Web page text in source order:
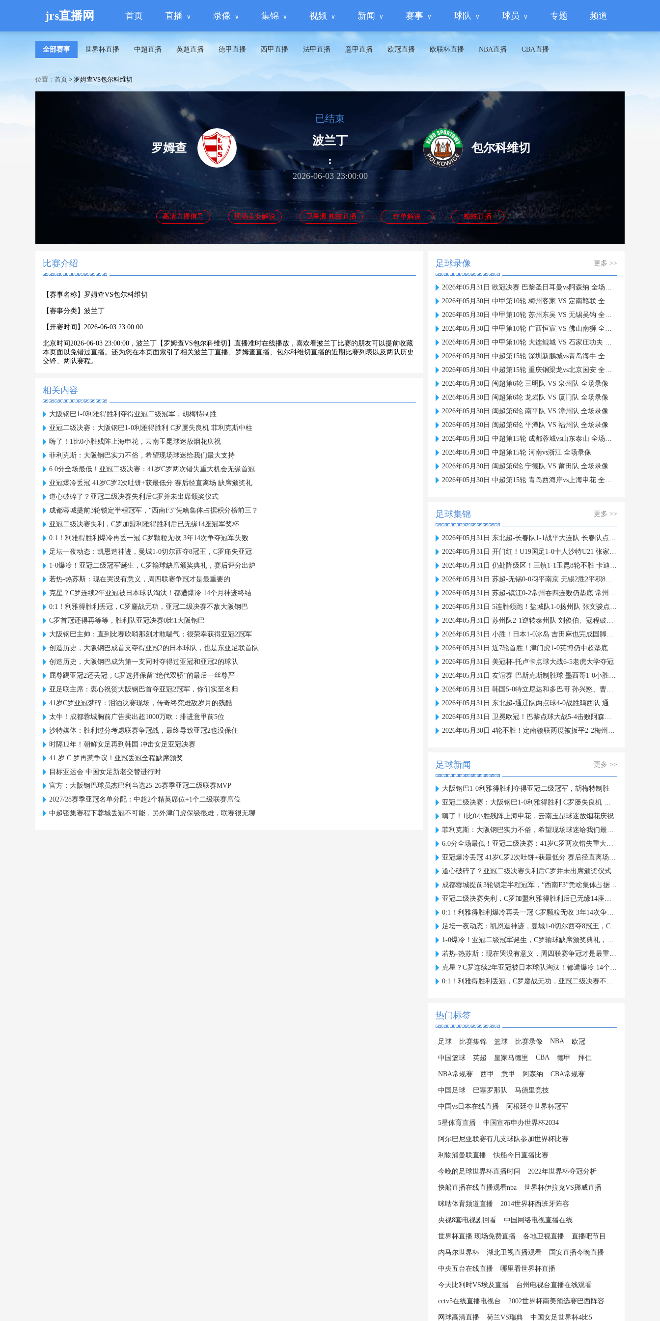
jrs直播网 首页 直播 录像 集锦 视频 新闻 赛事 球队 球员 专题 频道
全部赛事 世界杯直播 中超直播 英超直播 德甲直播 西甲直播 法甲直播 意甲直播 欧冠直播 欧联杯直播 NBA直播 CBA直播
位置： 首页 > 罗姆查VS包尔科维切
罗姆查
已结束
波兰丁
:
2026-06-03 23:00:00
包尔科维切
高清直播信号 现场美女解说 卫星源-蜘蛛直播 红单解说 蜘蛛直播
比赛介绍
【赛事名称】 罗姆查VS包尔科维切
【赛事分类】 波兰丁
【开赛时间】 2026-06-03 23:00:00
北京时间2026-06-03 23:00:00，波兰丁【罗姆查VS包尔科维切】直播准时在线播放，喜欢看波兰丁比赛的朋友可以提前收藏
本页面以免错过直播。还为您在本页面索引了相关波兰丁直播、罗姆查直播、包尔科维切直播的近期比赛列表以及两队历史
交锋、两队赛程。
相关内容
大阪钢巴1-0利雅得胜利夺得亚冠二级冠军，胡梅特制胜
亚冠二级决赛：大阪钢巴1-0利雅得胜利 C罗屡失良机 菲利克斯中柱
嗨了！1比0小胜残阵上海申花，云南玉昆球迷放烟花庆祝
菲利克斯：大阪钢巴实力不俗，希望现场球迷给我们最大支持
6.0分全场最低！亚冠二级决赛：41岁C罗两次错失重大机会无缘首冠
亚冠爆冷丢冠 41岁C罗2次吐饼+获最低分 赛后径直离场 缺席颁奖礼
道心破碎了？亚冠二级决赛失利后C罗并未出席颁奖仪式
成都蓉城提前3轮锁定半程冠军，“西南F3”凭啥集体占据积分榜前三？
亚冠二级决赛失利，C罗加盟利雅得胜利后已无缘14座冠军奖杯
0:1！利雅得胜利爆冷再丢一冠 C罗颗粒无收 3年14次争夺冠军失败
足坛一夜动态：凯恩造神迹，曼城1-0切尔西夺8冠王，C罗痛失亚冠
1-0爆冷！亚冠二级冠军诞生，C罗输球缺席颁奖典礼，赛后评分出炉
若热-热苏斯：现在哭没有意义，周四联赛争冠才是最重要的
克星？C罗连续2年亚冠被日本球队淘汰！都遭爆冷 14个月神迹终结
0:1！利雅得胜利丢冠，C罗鏖战无功，亚冠二级决赛不敌大阪钢巴
C罗首冠还得再等等，胜利队亚冠决赛0比1大阪钢巴
大阪钢巴主帅：直到比赛吹哨那刻才敢喘气；很荣幸获得亚冠2冠军
创造历史，大阪钢巴成首支夺得亚冠2的日本球队，也是东亚足联首队
创造历史，大阪钢巴成为第一支同时夺得过亚冠和亚冠2的球队
屈尊踢亚冠2还丢冠，C罗选择保留“绝代双骄”的最后一丝尊严
亚足联主席：衷心祝贺大阪钢巴首夺亚冠2冠军，你们实至名归
41岁C罗亚冠梦碎：泪洒决赛现场，传奇终究难敌岁月的残酷
太牛！成都蓉城胸前广告卖出超1000万欧：排进意甲前5位
沙特媒体：胜利过分考虑联赛争冠战，最终导致亚冠2也没保住
时隔12年！朝鲜女足再到韩国 冲击女足亚冠决赛
41 岁 C 罗再惹争议！亚冠丢冠全程缺席颁奖
目标亚运会 中国女足新老交替进行时
官方：大阪钢巴球员杰巴利当选25-26赛季亚冠二级联赛MVP
2027/28赛季亚冠名单分配：中超2个精英席位+1个二级联赛席位
中超密集赛程下蓉城丢冠不可能，另外津门虎保级很难，联赛很无聊
足球录像 更多 >>
2026年05月31日 欧冠决赛 巴黎圣日耳曼vs阿森纳 全场录像
2026年05月30日 中甲第10轮 梅州客家 VS 定南赣联 全场录像
2026年05月30日 中甲第10轮 苏州东吴 VS 无锡吴钩 全场录像
2026年05月30日 中甲第10轮 广西恒宸 VS 佛山南狮 全场录像
2026年05月30日 中甲第10轮 大连鲲城 VS 石家庄功夫 全场录像
2026年05月30日 中超第15轮 深圳新鹏城vs青岛海牛 全场录像
2026年05月30日 中超第15轮 重庆铜梁龙vs北京国安 全场录像
2026年05月30日 闽超第6轮 三明队 VS 泉州队 全场录像
2026年05月30日 闽超第6轮 龙岩队 VS 厦门队 全场录像
2026年05月30日 闽超第6轮 南平队 VS 漳州队 全场录像
2026年05月30日 闽超第6轮 平潭队 VS 福州队 全场录像
2026年05月30日 中超第15轮 成都蓉城vs山东泰山 全场录像
2026年05月30日 中超第15轮 河南vs浙江 全场录像
2026年05月30日 闽超第6轮 宁德队 VS 莆田队 全场录像
2026年05月30日 中超第15轮 青岛西海岸vs上海申花 全场录像
足球集锦 更多 >>
2026年05月31日 东北超-长春队1-1战平大连队 长春队点球破门大连队补射扳平
2026年05月31日 开门红！U19国足1-0十人沙特U21 张家鸣造乌龙下轮战民主刚果U23
2026年05月31日 仍处降级区！三镇1-1玉昆8轮不胜 卡迪斯连续7场破门黄紫昌扳平
2026年05月31日 苏超-无锡0-0闷平南京 无锡2胜2平积8分 南京1胜2平1负积5分
2026年05月31日 苏超-镇江0-2常州吞四连败仍垫底 常州精彩任意球配合李霄鹏破门
2026年05月31日 5连胜领跑！盐城队1-0扬州队 张文骏点射破门 扬州队5场仅1胜
2026年05月31日 苏州队2-1逆转泰州队 刘俊伯、寇程破门 卫冕冠军新赛季1胜3负
2026年05月31日 小胜！日本1-0冰岛 吉田麻也完成国脚谢幕战小川航基替补头球绝杀
2026年05月31日 近7轮首胜！津门虎1-0英博仍中超垫底，科尔多瓦处子球制胜
2026年05月31日 美冠杯-托卢卡点球大战6-5老虎大学夺冠
2026年05月31日 友谊赛-巴斯克斯制胜球 墨西哥1-0小胜澳大利亚
2026年05月31日 韩国5-0特立尼达和多巴哥 孙兴慜、曹圭成双响曹侑珉、裴峻浩伤退
2026年05月31日 东北超-通辽队两点球4-0战胜鸡西队 通辽队1胜1平鸡西队遭遇2连败
2026年05月31日 卫冕欧冠！巴黎点球大战5-4击败阿森纳夺冠 加布里埃尔、埃泽失点
2026年05月30日 4轮不胜！定南赣联两度被扳平2-2梅州客家 唐诗世界波冯刚破门
足球新闻 更多 >>
大阪钢巴1-0利雅得胜利夺得亚冠二级冠军，胡梅特制胜
亚冠二级决赛：大阪钢巴1-0利雅得胜利 C罗屡失良机 菲利克斯中柱
嗨了！1比0小胜残阵上海申花，云南玉昆球迷放烟花庆祝
菲利克斯：大阪钢巴实力不俗，希望现场球迷给我们最大支持
6.0分全场最低！亚冠二级决赛：41岁C罗两次错失重大机会无缘首冠
亚冠爆冷丢冠 41岁C罗2次吐饼+获最低分 赛后径直离场 缺席颁奖礼
道心破碎了？亚冠二级决赛失利后C罗并未出席颁奖仪式
成都蓉城提前3轮锁定半程冠军，“西南F3”凭啥集体占据积分榜前三？
亚冠二级决赛失利，C罗加盟利雅得胜利后已无缘14座冠军奖杯
0:1！利雅得胜利爆冷再丢一冠 C罗颗粒无收 3年14次争夺冠军失败
足坛一夜动态：凯恩造神迹，曼城1-0切尔西夺8冠王，C罗痛失亚冠
1-0爆冷！亚冠二级冠军诞生，C罗输球缺席颁奖典礼，赛后评分出炉
若热-热苏斯：现在哭没有意义，周四联赛争冠才是最重要的
克星？C罗连续2年亚冠被日本球队淘汰！都遭爆冷 14个月神迹终结
0:1！利雅得胜利丢冠，C罗鏖战无功，亚冠二级决赛不敌大阪钢巴
热门标签
足球 比赛集锦 篮球 比赛录像 NBA 欧冠
中国篮球 英超 皇家马德里 CBA 德甲 拜仁
NBA常规赛 西甲 意甲 阿森纳 CBA常规赛
中国足球 巴塞罗那队 马德里竞技
中国vs日本在线直播 阿根廷夺世界杯冠军
5星体育直播 中国宣布申办世界杯2034
阿尔巴尼亚联赛有几支球队参加世界杯比赛
利物浦曼联直播 快船今日直播比赛
今晚的足球世界杯直播时间 2022年世界杯夺冠分析
快船直播在线直播观看nba 世界杯伊拉克VS挪威直播
咪咕体育频道直播 2014世界杯西班牙阵容
央视8套电视剧回看 中国网络电视直播在线
世界杯直播 现场免费直播 各地卫视直播 直播吧节目
内马尔世界杯 湖北卫视直播观看 国安直播今晚直播
中央五台在线直播 哪里看世界杯直播
今天比利时VS埃及直播 台州电视台直播在线观看
cctv5在线直播电视台 2002世界杯南美预选赛巴西阵容
网球高清直播 荷兰VS瑞典 中国女足世界杯4比5